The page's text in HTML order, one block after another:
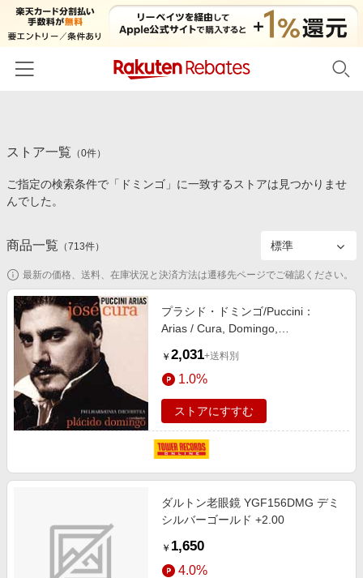
カテゴリー一覧
百貨店・総合ECモール
食品・スイーツ・お酒
コスメ・健康・医薬品
キッズ・ベビー用品
家電・PC・スマホ・カメラ
エンタメ
スポーツ・アウトドア・ゴルフ
インテリア・寝具
旅行・レジャー・ホテル予約
金融・マネー・保険
デジタルコンテンツ
イベント一覧
初回購入者限定特典
対象ストア新規限定特典
新着ストアのご紹介
電子書籍特集
楽天ペイ導入ストア
楽天サービス特集
旅行特集
わくわく夏特集
Samsung ボーナスキャンペーン
週末の高還元 夏の長期版
楽天IDでログイン/会員登録
ストア一覧 （0件）
ご指定の検索条件で「ドミンゴ」に一致するストアは見つかりませ
んでした。
商品一覧 （713件）
最新の価格、送料、在庫状況と決済方法は遷移先ページでご確認ください。
プラシド・ドミンゴ/Puccini：
Arias / Cura, Domingo,
￥ 2,031+送料別
1.0%
ストアにすすむ
ダルトン老眼鏡 YGF156DMG デミ
シルバーゴールド +2.00
￥ 1,650
4.0%